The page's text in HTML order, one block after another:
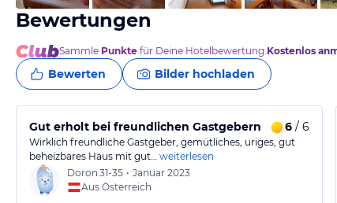
Bewertungen
Sammle Punkte für Deine Hotelbewertung.Kostenlos
Bewerten Bilder hochladen
Gut erholt bei freundlichen Gastgebern 6 / 6
Wirklich freundliche Gastgeber, gemütliches, uriges, gut
beheizbares Haus mit gut… weiterlesen
Doron 31-35 • Januar 2023
Aus Österreich